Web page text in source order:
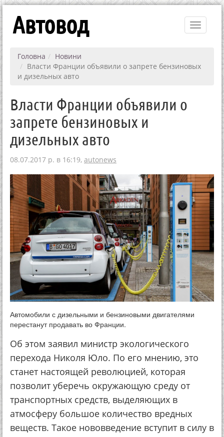
Toggle
Автовод
Головна
Новини
Власти Франции объявили о запрете бензиновых
и дизельных авто
Власти Франции объявили о
запрете бензиновых и
дизельных авто
08.07.2017 р. в 16:19, autonews
Автомобили с дизельными и бензиновыми двигателями
перестанут продавать во Франции.
Об этом заявил министр экологического
перехода Николя Юло. По его мнению, это
станет настоящей революцией, которая
позволит уберечь окружающую среду от
транспортных средств, выделяющих в
атмосферу большое количество вредных
веществ. Такое нововведение вступит в силу в